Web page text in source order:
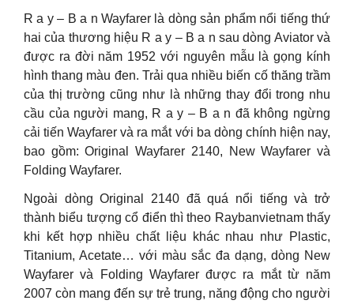
R a y – B a n Wayfarer là dòng sản phẩm nổi tiếng thứ
hai của thương hiệu R a y – B a n sau dòng Aviator và
được ra đời năm 1952 với nguyên mẫu là gọng kính
hình thang màu đen. Trải qua nhiều biến cố thăng trầm
của thị trường cũng như là những thay đổi trong nhu
cầu của người mang, R a y – B a n đã không ngừng
cải tiến Wayfarer và ra mắt với ba dòng chính hiện nay,
bao gồm: Original Wayfarer 2140, New Wayfarer và
Folding Wayfarer.
Ngoài dòng Original 2140 đã quá nổi tiếng và trở
thành biểu tượng cổ điển thì theo Raybanvietnam thấy
khi kết hợp nhiều chất liệu khác nhau như Plastic,
Titanium, Acetate… với màu sắc đa dạng, dòng New
Wayfarer và Folding Wayfarer được ra mắt từ năm
2007 còn mang đến sự trẻ trung, năng động cho người